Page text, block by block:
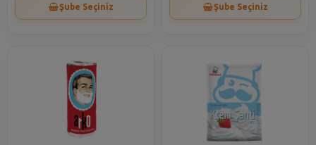
Şube Seçiniz Şube Seçiniz